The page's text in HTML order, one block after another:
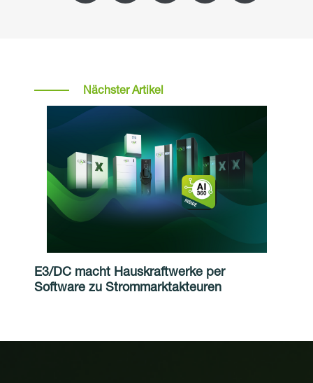
Nächster Artikel
E3/DC macht Hauskraftwerke per
Software zu Strommarktakteuren